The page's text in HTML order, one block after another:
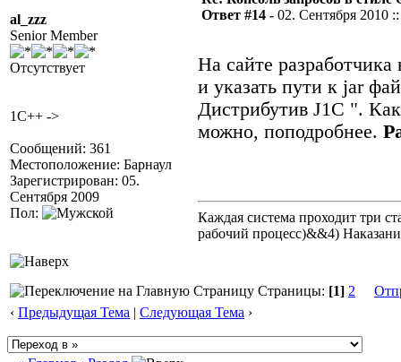
al_zzz
Senior Member
Отсутствует
1C++ ->
Сообщений: 361
Местоположение: Барнаул
Зарегистрирован: 05.
Сентября 2009
Пол:
Ответ #14 - 02. Сентября 2010
На сайте
и указать пути к jar
Дистрибутив J1C ".
можно, поподробнее.
Каждая система проходит три
рабочий процесс)&&4)
Страницы: [1] 2
‹ Предыдущая Тема | Следующая Тема ›